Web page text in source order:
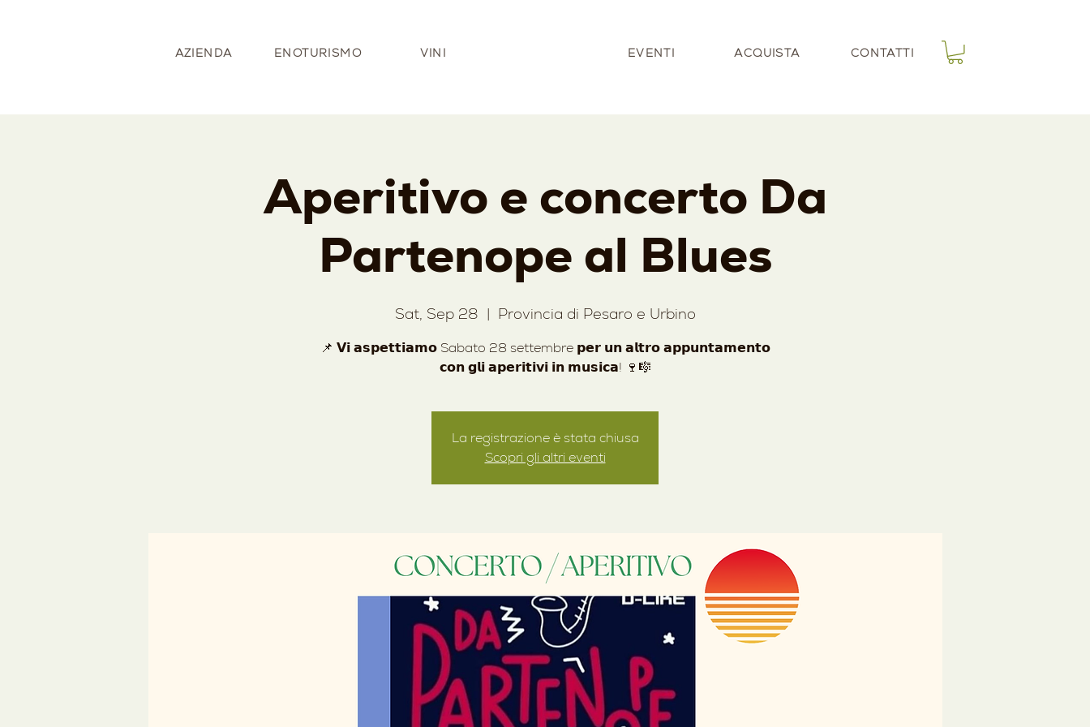
AZIENDA ENOTURISMO VINI EVENTI ACQUISTA CONTATTI
Aperitivo e concerto Da
Partenope al Blues
Sat, Sep 28
  |
Provincia di Pesaro e Urbino
📌 𝗩𝗶 𝗮𝘀𝗽𝗲𝘁𝘁𝗶𝗮𝗺𝗼 Sabato 28 settembre 𝗽𝗲𝗿 𝘂𝗻 𝗮𝗹𝘁𝗿𝗼 𝗮𝗽𝗽𝘂𝗻𝘁𝗮𝗺𝗲𝗻𝘁𝗼
La registrazione è stata chiusa
Scopri gli altri eventi